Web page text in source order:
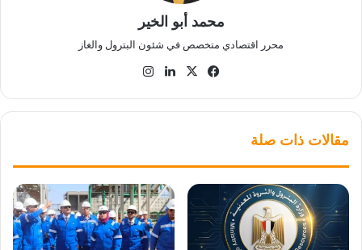
محمد أبو الخير
محرر اقتصادي متخصص في شئون البترول والغاز
فيسبوك
‫X لينكدإن
مقالات ذات صلة